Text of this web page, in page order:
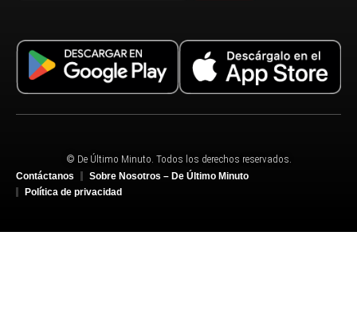
© De Último Minuto. Todos los derechos reservados.
Contáctanos
Sobre Nosotros – De Último Minuto
Política de privacidad